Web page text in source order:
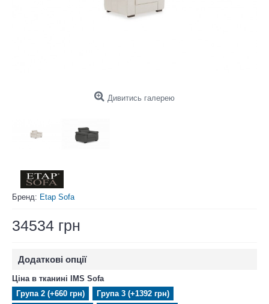
Дивитись галерею
Бренд: Etap Sofa
34534 грн
Додаткові опції
Ціна в тканині IMS Sofa
Група 2 (+660 грн)
Група 3 (+1392 грн)